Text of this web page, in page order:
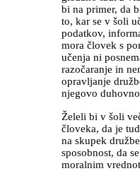
bi na primer, da
to, kar se v šoli
podatkov,
mora človek s
učenja ni
razočaranje in
opravljanje
njegovo
Želeli bi v šoli
človeka, da je
na skupek
sposobnost, da
moralnim